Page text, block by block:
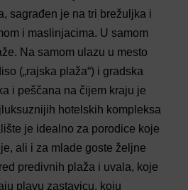
sagrađen je na tri brežuljka i
i maslinjacima. U samom
Na samom ulazu u mesto
(„rajska plaža“) i gradska
i peščana na čijem kraju je
hotelskih kompleksa
je idealno za porodice koje
ali i za mlade goste željne
predivnih plaža i uvala, koje
plavu zastavicu, koju